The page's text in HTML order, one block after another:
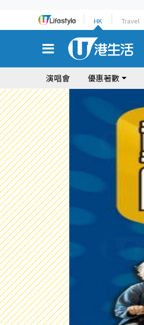
HK Travel
演唱會 優惠著數